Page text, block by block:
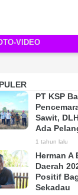
VIDEO
PT KSP
Sawit,
Ada
1 tahun lalu
Herman A
Daerah
Positif
Sekadau